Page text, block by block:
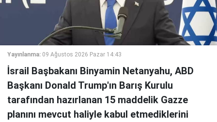
Yayınlanma: 09 Ağustos 2026 Pazar 14:43
İsrail Başbakanı Binyamin Netanyahu, ABD
Başkanı Donald Trump'ın Barış Kurulu
tarafından hazırlanan 15 maddelik Gazze
planını mevcut haliyle kabul etmediklerini